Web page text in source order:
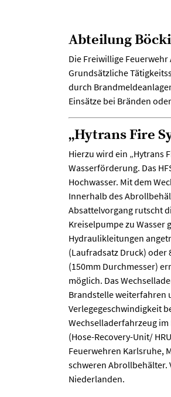
Abteilung
Die Freiwillige
Grundsätzliche
durch
Einsätze bei Bränden
„Hytrans Fire
Hierzu wird ein „Hytrans
Wasserförderung. Das
Hochwasser. Mit dem
Innerhalb des
Absattelvorgang rutscht
Kreiselpumpe zu Wasser
Hydraulikleitungen
(Laufradsatz Druck) oder
(150mm Durchmesser)
möglich. Das
Brandstelle weiterfahren
Verlegegeschwindigkeit
Wechselladerfahrzeug
(Hose-Recovery-Unit/
Feuerwehren Karlsruhe,
schweren Abrollbehälter.
Niederlanden.